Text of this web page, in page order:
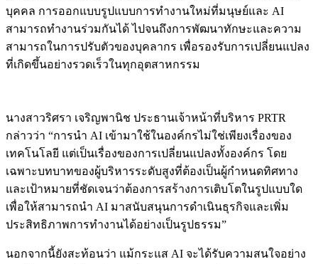
บุคคล การออกแบบรูปแบบการทำงานใหม่ที่มนุษย์และ AI
สามารถทำงานร่วมกันได้ ไปจนถึงการพัฒนาทักษะและความ
สามารถในการปรับตัวของบุคลากร เพื่อรองรับการเปลี่ยนแปลง
ที่เกิดขึ้นอย่างรวดเร็วในทุกอุตสาหกรรม
นางสาวริศรา เจริญพานิช ประธานเจ้าหน้าที่บริหาร PRTR
กล่าวว่า “การนำ AI เข้ามาใช้ในองค์กรไม่ใช่เพียงเรื่องของ
เทคโนโลยี แต่เป็นเรื่องของการเปลี่ยนแปลงทั้งองค์กร โดย
เฉพาะบทบาทของผู้บริหารระดับสูงที่ต้องเป็นผู้กำหนดทิศทาง
และเป้าหมายที่ชัดเจนว่าต้องการสร้างการเติบโตในรูปแบบใด
เพื่อให้สามารถนำ AI มาสนับสนุนการดำเนินธุรกิจและเพิ่ม
ประสิทธิภาพการทำงานได้อย่างเป็นรูปธรรม”
นอกจากนี้ยังสะท้อนว่า แม้กระแส AI จะได้รับความสนใจอย่าง